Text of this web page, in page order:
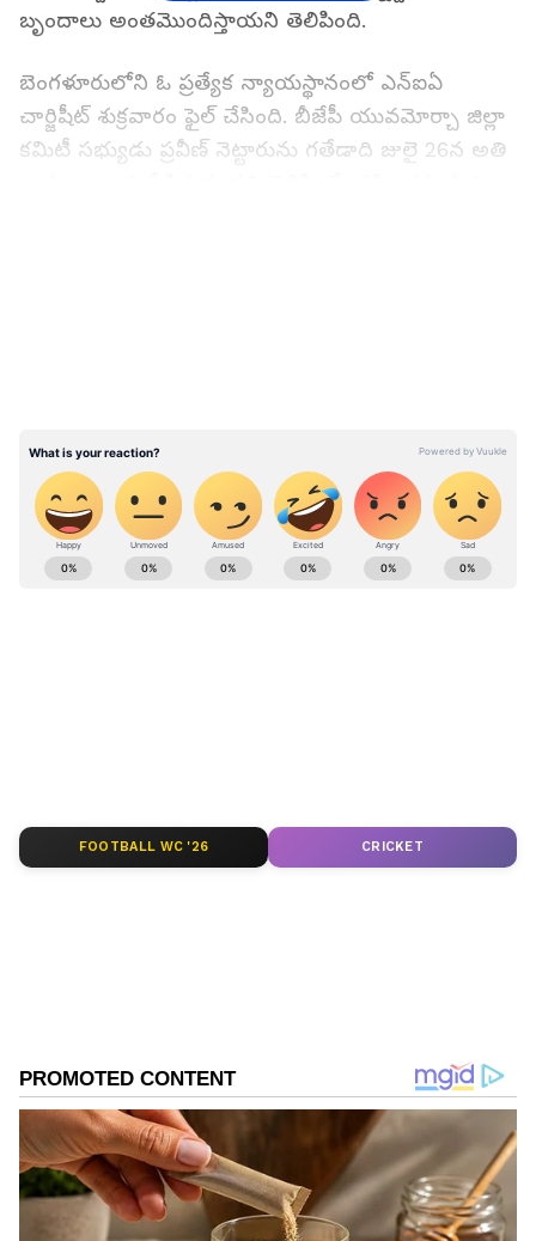
బృందాలు అంతమొందిస్తాయని తెలిపింది.
బెంగళూరులోని ఓ ప్రత్యేక న్యాయస్థానంలో ఎన్ఐఏ
చార్జిషీట్ శుక్రవారం ఫైల్ చేసింది. బీజేపీ యువమోర్చా జిల్లా
కమిటీ సభ్యుడు ప్రవీణ్ నెట్టారును గతేడాది జులై 26న అతి
Also Read:పీఎఫ్ఐ పట్ల ముస్లిం విద్యార్థులు జాగ్రత్తగా
ఉండాలి - ముస్లిం రాష్ట్రీయ మంచ్ జాతీయ కన్వీనర్
మౌలానా సుహైబ్
ABOUT THE AUTHOR
DOWNLOAD APP
RECOMMENDED STORIES
FOOTBALL WC '26 CRICKET